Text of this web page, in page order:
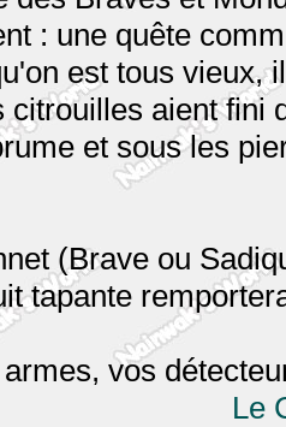
: une quête
est tous vieux,
citrouilles aient fini
et sous les
(Brave ou
tapante
vos
Le